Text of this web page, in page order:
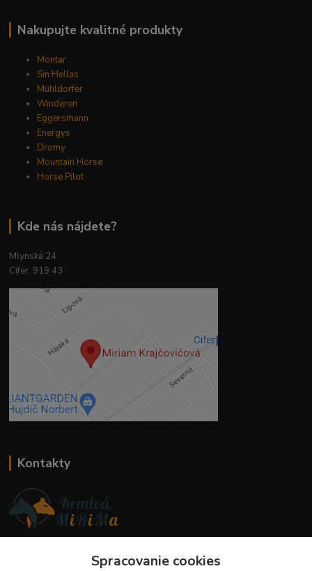
Nakupujte kvalitné produkty
Montar
Sin Hellas
Mühldorfer
Winderen
Eggersmann
Energys
Dromy
Mountain Horse
Horse Pilot
Kde nás nájdete?
Mlynská 24
Cífer, 919 43
Kontakty
+421 944 394 715Spracovanie cookies